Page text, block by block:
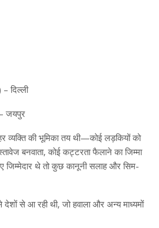
दिल्ली
जयपुर
व्यक्ति की भूमिका तय थी—कोई लड़कियों को
बनवाता, कोई कट्टरता फैलाने का जिम्मा
जिम्मेदार थे तो कुछ कानूनी सलाह और सिम-
से आ रही थी, जो हवाला और अन्य माध्यमों